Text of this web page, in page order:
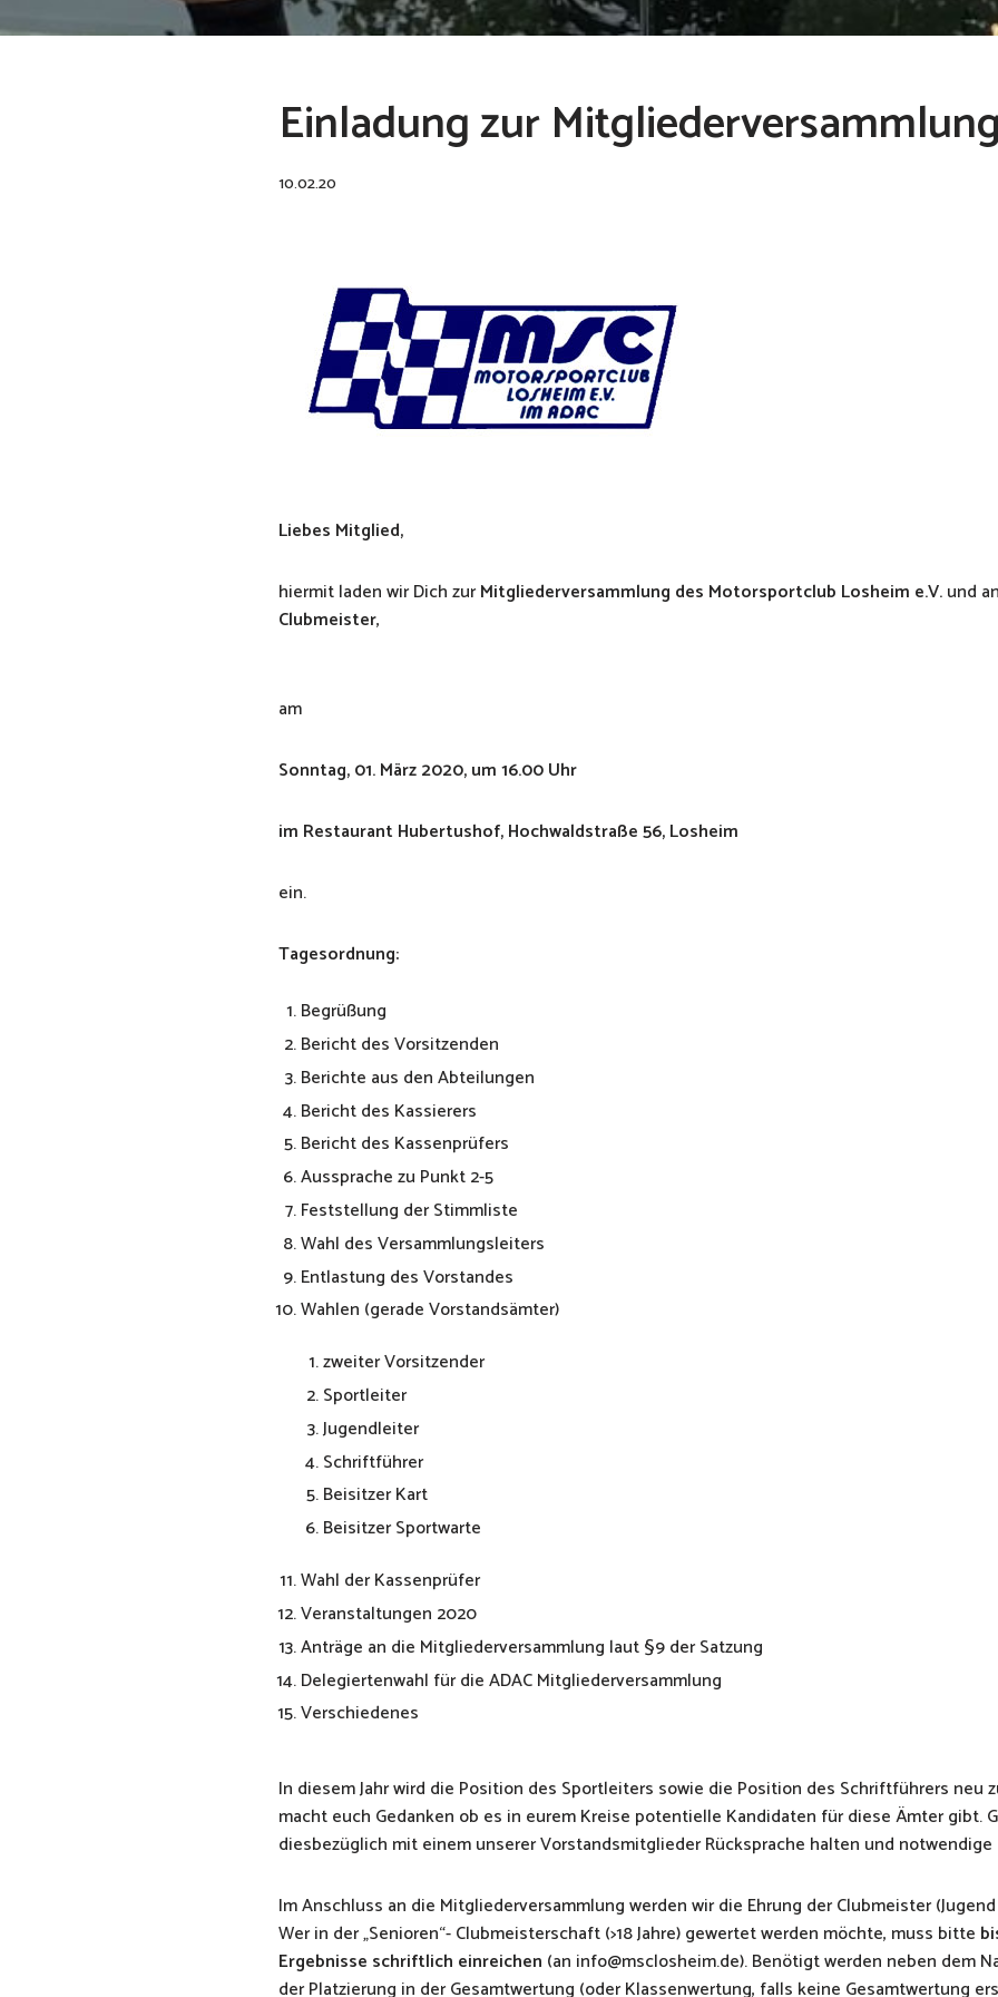
Einladung zur
10.02.20
Liebes Mitglied,
hiermit laden wir Dich zurMitgliederversammlung des Motorsportclub Losheim e.V.und
Clubmeister,
am
Sonntag, 01. März 2020, um 16.00 Uhr
im Restaurant Hubertushof, Hochwaldstraße 56, Losheim
ein.
Tagesordnung:
Begrüßung
Bericht des Vorsitzenden
Berichte aus den Abteilungen
Bericht des Kassierers
Bericht des Kassenprüfers
Aussprache zu Punkt 2-5
Feststellung der Stimmliste
Wahl des Versammlungsleiters
Entlastung des Vorstandes
Wahlen (gerade Vorstandsämter)
zweiter Vorsitzender
Sportleiter
Jugendleiter
Schriftführer
Beisitzer Kart
Beisitzer Sportwarte
Wahl der Kassenprüfer
Veranstaltungen 2020
Anträge an die Mitgliederversammlung laut §9 der Satzung
Delegiertenwahl für die ADAC Mitgliederversammlung
Verschiedenes
In diesem Jahr wird die Position des Sportleiters sowie die Position des Schriftführers neu
macht euch Gedanken ob es in eurem Kreise potentielle Kandidaten für diese Ämter gibt.
diesbezüglich mit einem unserer Vorstandsmitglieder Rücksprache halten und
Im Anschluss an die Mitgliederversammlung werden wir die Ehrung der Clubmeister
Wer in der „Senioren“- Clubmeisterschaft (>18 Jahre) gewertet werden möchte, muss bitte
Ergebnisse schriftlich einreichen (an info@msclosheim.de). Benötigt werden neben dem
der Platzierung in der Gesamtwertung (oder Klassenwertung, falls keine Gesamtwertung